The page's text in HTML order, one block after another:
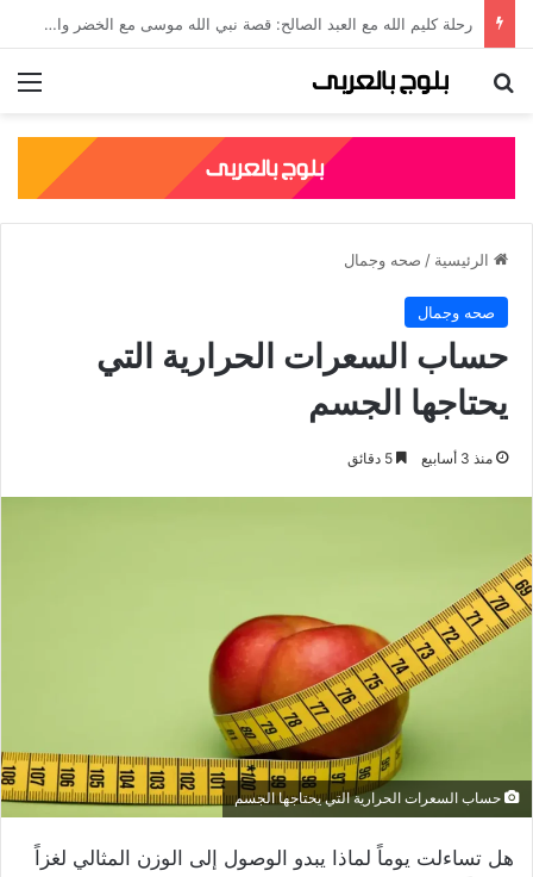
جلال الدين الرومي: قصته، نسبه، وأشهر مؤلفاته الصوفية
بحث عن
الرئيسية / صحه وجمال
صحه وجمال
حساب السعرات الحرارية التي
يحتاجها الجسم
منذ 3 أسابيع
حساب السعرات الحرارية التي يحتاجها الجسم
هل تساءلت يوماً لماذا يبدو الوصول إلى الوزن المثالي لغزاً